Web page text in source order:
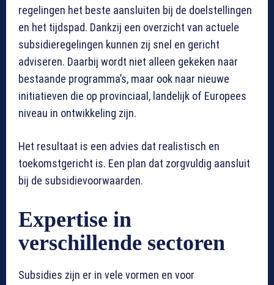
regelingen het beste aansluiten bij de doelstellingen
en het tijdspad. Dankzij een overzicht van actuele
subsidieregelingen kunnen zij snel en gericht
adviseren. Daarbij wordt niet alleen gekeken naar
bestaande programma’s, maar ook naar nieuwe
initiatieven die op provinciaal, landelijk of Europees
niveau in ontwikkeling zijn.
Het resultaat is een advies dat realistisch en
toekomstgericht is. Een plan dat zorgvuldig aansluit
bij de subsidievoorwaarden.
Expertise in
verschillende sectoren
Subsidies zijn er in vele vormen en voor